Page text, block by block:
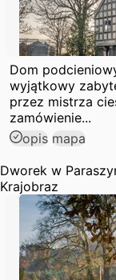
Dom
wyjątkowy
przez mistrza
zamówienie...
opis mapa
Dworek w
Krajobraz